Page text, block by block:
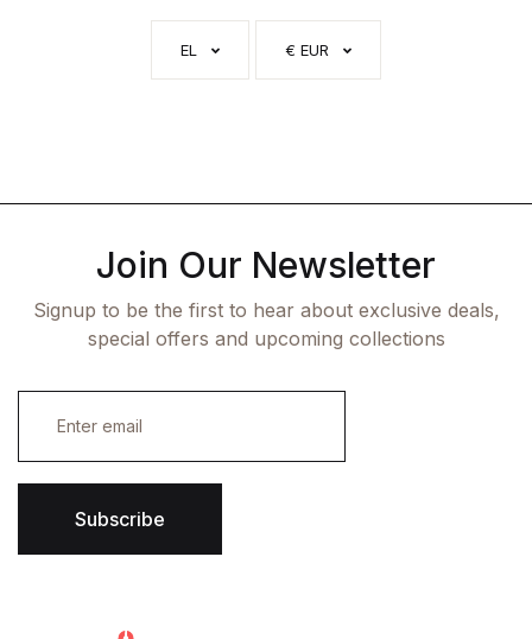
EL € EUR
Join Our Newsletter
Signup to be the first to hear about exclusive deals,
special offers and upcoming collections
E
i
l
Subscribe